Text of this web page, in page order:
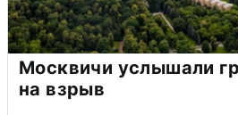
Москвичи услышали
на взрыв